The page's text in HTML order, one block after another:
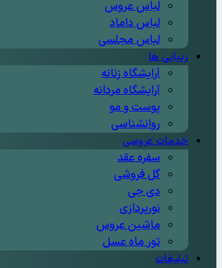
لباس عروس
لباس داماد
لباس مجلسی
زیبایی ها
آرایشگاه زنانه
آرایشگاه مردانه
پوست و مو
روانشناسی
خدمات عروسی
سفره عقد
گل فروشی
دی جی
نورپردازی
ماشین عروس
تور ماه عسل
تبلیغات